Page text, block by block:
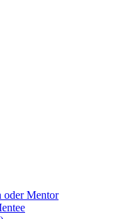
oder Mentor